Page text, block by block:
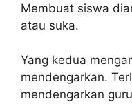
Membuat siswa
atau suka.
Yang kedua
mendengarkan.
mendengarkan